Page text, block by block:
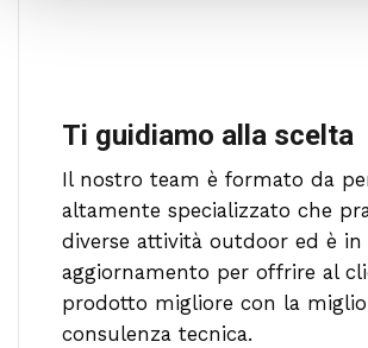
Ti guidiamo alla scelta
Il nostro team è formato da
altamente specializzato che
diverse attività outdoor ed è
aggiornamento per offrire al
prodotto migliore con la
consulenza tecnica.